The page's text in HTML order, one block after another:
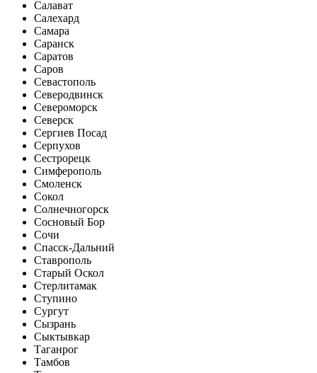
Салават
Салехард
Самара
Саранск
Саратов
Саров
Севастополь
Северодвинск
Североморск
Северск
Сергиев Посад
Серпухов
Сестрорецк
Симферополь
Смоленск
Сокол
Солнечногорск
Сосновый Бор
Сочи
Спасск-Дальний
Ставрополь
Старый Оскол
Стерлитамак
Ступино
Сургут
Сызрань
Сыктывкар
Таганрог
Тамбов